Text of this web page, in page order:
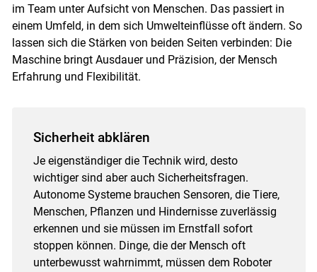
im Team unter Aufsicht von Menschen. Das passiert in
einem Umfeld, in dem sich Umwelteinflüsse oft ändern. So
lassen sich die Stärken von beiden Seiten verbinden: Die
Maschine bringt Ausdauer und Präzision, der Mensch
Erfahrung und Flexibilität.
Sicherheit abklären
Je eigenständiger die Technik wird, desto
wichtiger sind aber auch Sicherheitsfragen.
Autonome Systeme brauchen Sensoren, die Tiere,
Menschen, Pflanzen und Hindernisse zuverlässig
erkennen und sie müssen im Ernstfall sofort
stoppen können. Dinge, die der Mensch oft
unterbewusst wahrnimmt, müssen dem Roboter